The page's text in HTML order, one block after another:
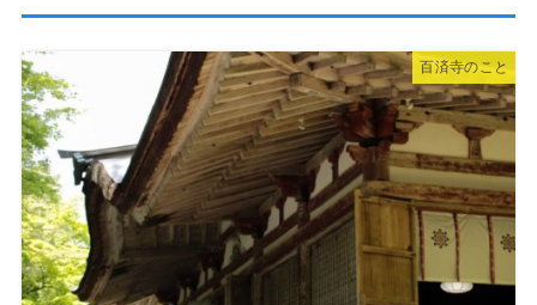
百済寺のこと